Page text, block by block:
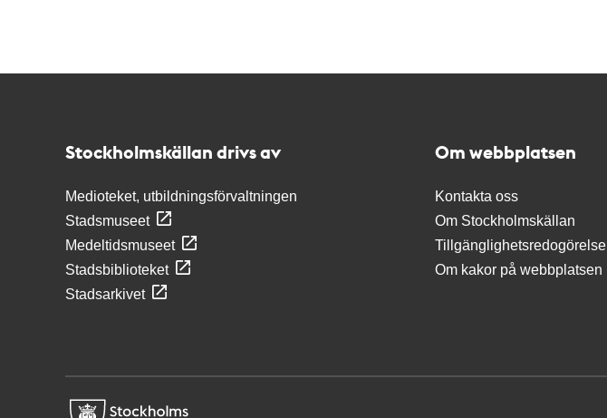
Stockholmskällan drivs av
Medioteket, utbildningsförvaltningen
Stadsmuseet
Medeltidsmuseet
Stadsbiblioteket
Stadsarkivet
Om webbplatsen
Kontakta oss
Om Stockholmskällan
Tillgänglighetsredogörelse
Om kakor på webbplatsen